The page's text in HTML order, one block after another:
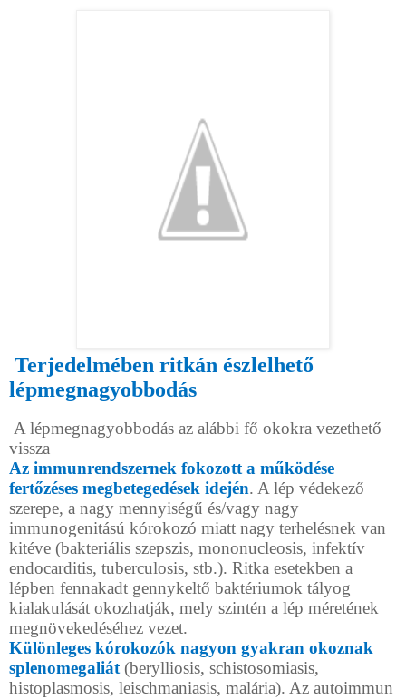
Terjedelmében ritkán észlelhető
lépmegnagyobbodás
A lépmegnagyobbodás az alábbi fő okokra vezethető
vissza
Az immunrendszernek fokozott a működése
fertőzéses megbetegedések idején. A lép védekező
szerepe, a nagy mennyiségű és/vagy nagy
immunogenitású kórokozó miatt nagy terhelésnek van
kitéve (bakteriális szepszis, mononucleosis, infektív
endocarditis, tuberculosis, stb.). Ritka esetekben a
lépben fennakadt gennykeltő baktériumok tályog
kialakulását okozhatják, mely szintén a lép méretének
megnövekedéséhez vezet.
Különleges kórokozók nagyon gyakran okoznak
splenomegaliát (berylliosis, schistosomiasis,
histoplasmosis, leischmaniasis, malária). Az autoimmun